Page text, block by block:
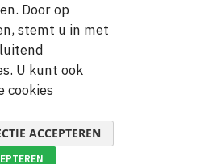
betalingen
Door op
stemt u in met
U kunt ook
cookies
ACCEPTEREN